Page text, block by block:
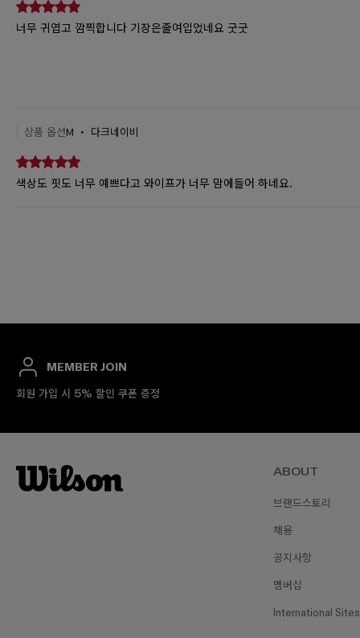
MEMBER JOIN
회원 가입 시 5% 할인 쿠폰 증정
ABOUT
브랜드스토리
채용
공지사항
멤버십
International Sites